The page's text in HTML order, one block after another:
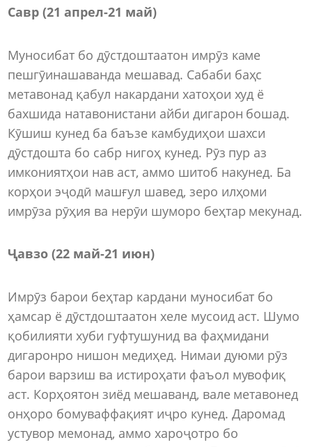
Савр (21 апрел-21 май)
Муносибат бо дӯстдоштаатон имрӯз каме
пешгӯинашаванда мешавад. Сабаби баҳс
метавонад қабул накардани хатоҳои худ ё
бахшида натавонистани айби дигарон бошад.
Кӯшиш кунед ба баъзе камбудиҳои шахси
дӯстдошта бо сабр нигоҳ кунед. Рӯз пур аз
имкониятҳои нав аст, аммо шитоб накунед. Ба
корҳои эҷодӣ машғул шавед, зеро илҳоми
имрӯза рӯҳия ва нерӯи шуморо беҳтар мекунад.
Ҷавзо (22 май-21 июн)
Имрӯз барои беҳтар кардани муносибат бо
ҳамсар ё дӯстдоштаатон хеле мусоид аст. Шумо
қобилияти хуби гуфтушунид ва фаҳмидани
дигаронро нишон медиҳед. Нимаи дуюми рӯз
барои варзиш ва истироҳати фаъол мувофиқ
аст. Корҳоятон зиёд мешаванд, вале метавонед
онҳоро бомуваффақият иҷро кунед. Даромад
устувор мемонад, аммо хароҷотро бо